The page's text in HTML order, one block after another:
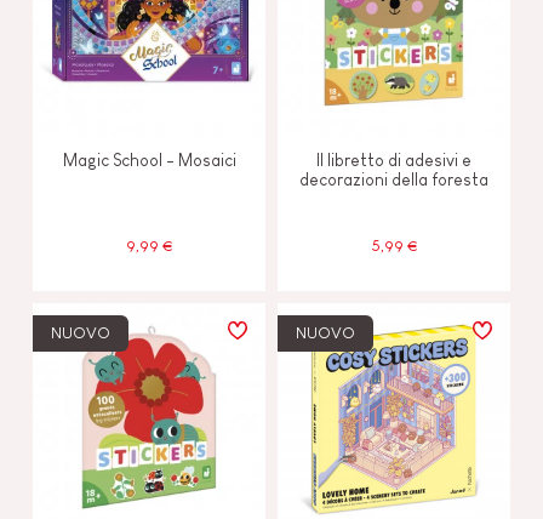
Magic School - Mosaici
9,99 €
Il libretto di adesivi e
decorazioni della foresta
5,99 €
NUOVO NUOVO